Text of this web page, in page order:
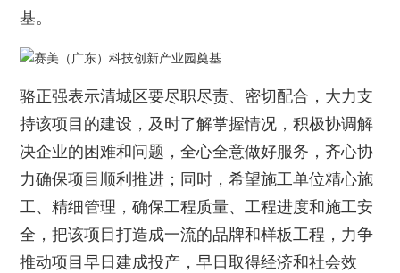
基。
骆正强表示清城区要尽职尽责、密切配合，大力支
持该项目的建设，及时了解掌握情况，积极协调解
决企业的困难和问题，全心全意做好服务，齐心协
力确保项目顺利推进；同时，希望施工单位精心施
工、精细管理，确保工程质量、工程进度和施工安
全，把该项目打造成一流的品牌和样板工程，力争
推动项目早日建成投产，早日取得经济和社会效